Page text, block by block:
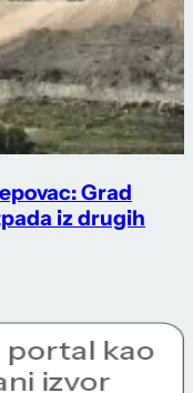
Grad
iz drugih